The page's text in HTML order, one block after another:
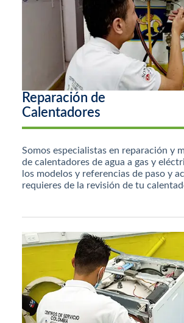
Reparación de
Calentadores
Somos especialistas en reparación y
de calentadores de agua a gas y
los modelos y referencias de paso y
requieres de la revisión de tu